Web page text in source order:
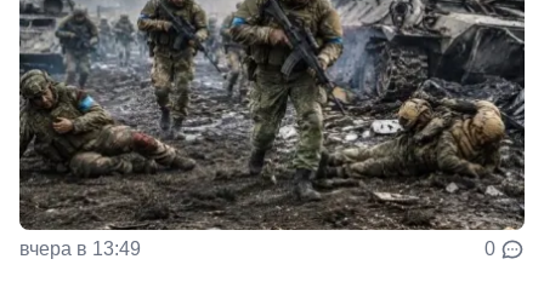
вчера в 13:49 0